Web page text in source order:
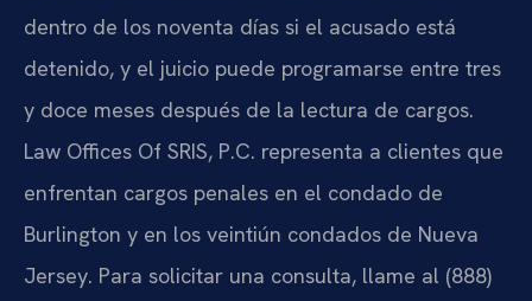
dentro de los noventa días si el acusado está
detenido, y el juicio puede programarse entre tres
y doce meses después de la lectura de cargos.
Law Offices Of SRIS, P.C. representa a clientes que
enfrentan cargos penales en el condado de
Burlington y en los veintiún condados de Nueva
Jersey. Para solicitar una consulta, llame al (888)